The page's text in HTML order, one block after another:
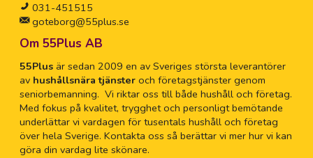
031-451515
goteborg@55plus.se
Om 55Plus AB
55Plusär sedan 2009 en av Sveriges största leverantörer
av hushållsnära tjänsteroch företagstjänster genom
seniorbemanning. Vi riktar oss till både hushåll och företag.
Med fokus på kvalitet, trygghet och personligt bemötande
underlättar vi vardagen för tusentals hushåll och företag
över hela Sverige. Kontakta oss så berättar vi mer hur vi kan
göra din vardag lite skönare.